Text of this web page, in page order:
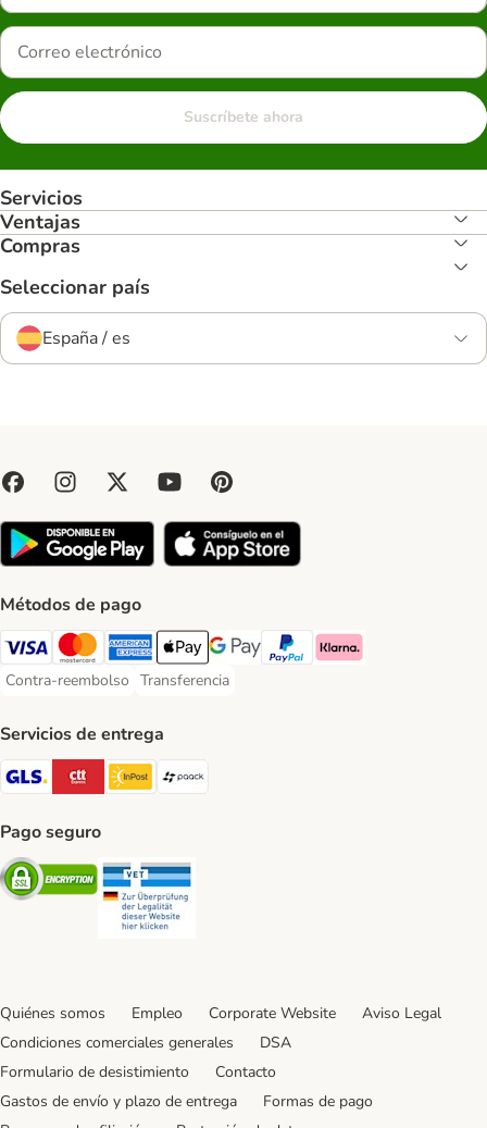
Suscríbete ahora
Servicios
Ventajas
Compras
Seleccionar país
España / es
Métodos de pago
Visa Payment Method
Mastercard Payment Method
American Express Payment Method
Apple Pay Payment Method
Google Pay Payment Method
PayPal Payment Method
Klarna Payment Method
Contra-reembolso
Contra-reembolso Payment Method
Transferencia
Transferencia Payment Method
Servicios de entrega
GLS Shipping Method
CTTExpress Shipping Method
InPost Shipping Method
paack Shipping Method
Pago seguro
Security
Quiénes somos Empleo Corporate Website
Aviso Legal
Condiciones comerciales generales
DSA
Formulario de desistimiento
Contacto
Gastos de envío y plazo de entrega
Formas de pago